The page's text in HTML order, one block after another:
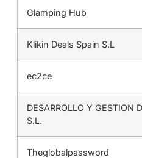
Glamping Hub
Klikin Deals Spain S.L
ec2ce
DESARROLLO Y GESTION
S.L.
Theglobalpassword